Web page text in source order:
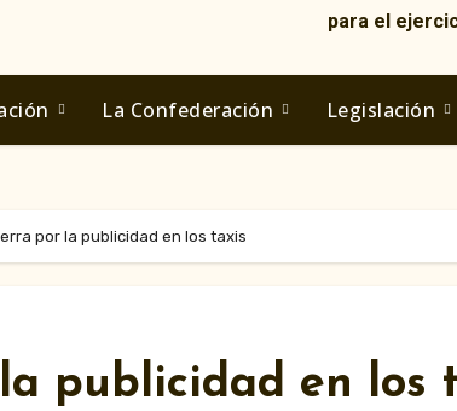
para el
La Confederación Legislación
por la publicidad en los taxis
publicidad en los